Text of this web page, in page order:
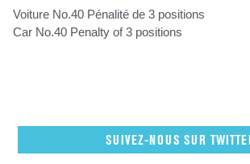
Voiture No.40 Pénalité de 3 positions
Car No.40 Penalty of 3 positions
SUIVEZ-NOUS SUR